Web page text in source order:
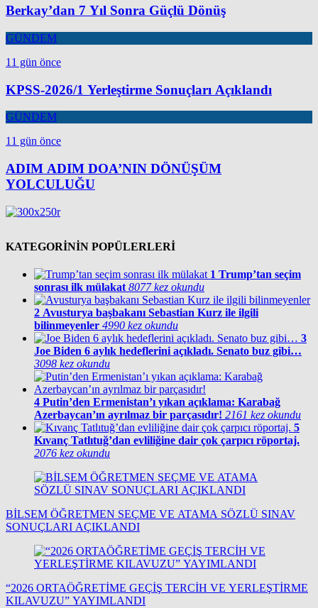
Berkay’dan 7 Yıl Sonra Güçlü Dönüş
GÜNDEM
11 gün önce
KPSS-2026/1 Yerleştirme Sonuçları Açıklandı
GÜNDEM
11 gün önce
ADIM ADIM DOA’NIN DÖNÜŞÜM
YOLCULUĞU
KATEGORİNİN POPÜLERLERİ
1 Trump’tan seçim
sonrası ilk mülakat 8077 kez okundu
2 Avusturya başbakanı Sebastian Kurz ile ilgili
bilinmeyenler 4990 kez okundu
3
Joe Biden 6 aylık hedeflerini açıkladı. Senato buz gibi…
3098 kez okundu
4 Putin’den Ermenistan’ı yıkan açıklama: Karabağ
Azerbaycan’ın ayrılmaz bir parçasıdır! 2161 kez okundu
5
Kıvanç Tatlıtuğ’dan evliliğine dair çok çarpıcı röportaj.
2076 kez okundu
BİLSEM ÖĞRETMEN SEÇME VE ATAMA SÖZLÜ SINAV
SONUÇLARI AÇIKLANDI
“2026 ORTAÖĞRETİME GEÇİŞ TERCİH VE YERLEŞTİRME
KILAVUZU” YAYIMLANDI